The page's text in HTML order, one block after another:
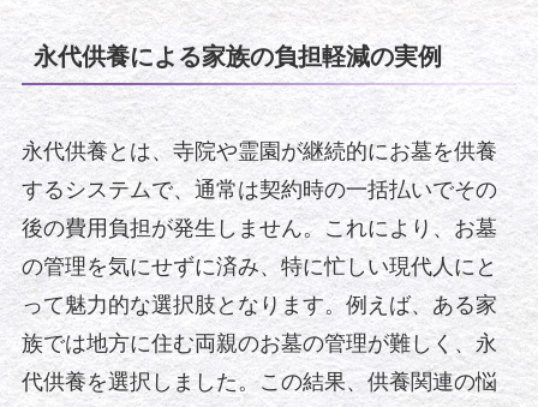
永代供養による家族の負担軽減の実例
永代供養とは、寺院や霊園が継続的にお墓を供養
するシステムで、通常は契約時の一括払いでその
後の費用負担が発生しません。これにより、お墓
の管理を気にせずに済み、特に忙しい現代人にと
って魅力的な選択肢となります。例えば、ある家
族では地方に住む両親のお墓の管理が難しく、永
代供養を選択しました。この結果、供養関連の悩